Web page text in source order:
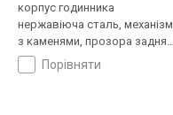
корпус годинника
нержавіюча сталь, механізм
з каменями, прозора задня
кришка, ремінець: браслет
сталь, Швейцарія
порівняти